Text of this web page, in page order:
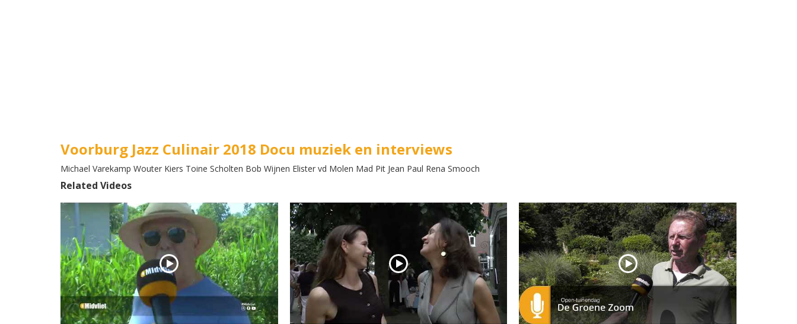
Voorburg Jazz Culinair 2018 Docu muziek en interviews
Michael Varekamp Wouter Kiers Toine Scholten Bob Wijnen Elister vd Molen Mad Pit Jean Paul Rena Smooch
Related Videos